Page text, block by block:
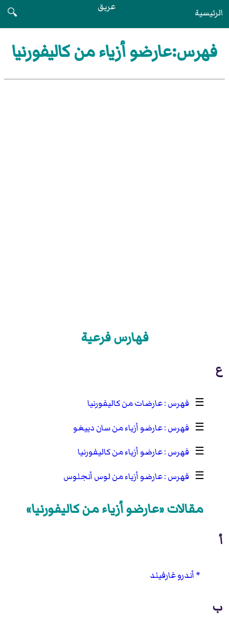
الرئيسية عريق
🔍
فهرس:عارضو أزياء من كاليفورنيا
فهارس فرعية
ع
☰
عارضات من كاليفورنيا
☰
عارضو أزياء من سان دييغو
☰
عارضو أزياء من كاليفورنيا
☰
عارضو أزياء من لوس أنجلوس
مقالات «عارضو أزياء من كاليفورنيا»
أ
أندرو غارفيلد
ب